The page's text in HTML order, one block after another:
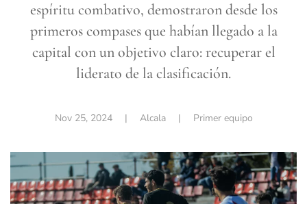
espíritu combativo, demostraron desde los
primeros compases que habían llegado a la
capital con un objetivo claro: recuperar el
liderato de la clasificación.
Nov 25, 2024| Alcala | Primer equipo